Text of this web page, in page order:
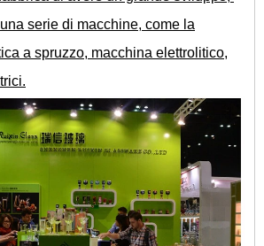
serie di macchine, come la
a spruzzo, macchina elettrolitico,